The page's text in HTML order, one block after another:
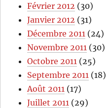
Février 2012 (30)
Janvier 2012 (31)
Décembre 2011 (24)
Novembre 2011 (30)
Octobre 2011 (25)
Septembre 2011 (18)
Août 2011 (17)
Juillet 2011 (29)